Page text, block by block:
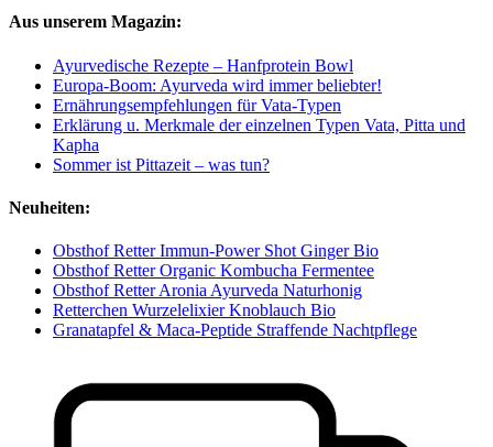
Aus unserem Magazin:
Ayurvedische Rezepte – Hanfprotein Bowl
Europa-Boom: Ayurveda wird immer beliebter!
Ernährungsempfehlungen für Vata-Typen
Erklärung u. Merkmale der einzelnen Typen Vata, Pitta und
Kapha
Sommer ist Pittazeit – was tun?
Neuheiten:
Obsthof Retter Immun-Power Shot Ginger Bio
Obsthof Retter Organic Kombucha Fermentee
Obsthof Retter Aronia Ayurveda Naturhonig
Retterchen Wurzelelixier Knoblauch Bio
Granatapfel & Maca-Peptide Straffende Nachtpflege